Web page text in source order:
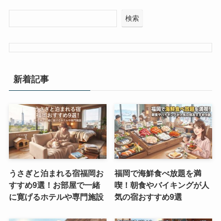
検索
新着記事
うさぎと泊まれる宿福岡お
すすめ9選！お部屋で一緒
に寛げるホテルや専門施設
福岡で海鮮食べ放題を満
喫！朝食やバイキングが人
気の宿おすすめ9選